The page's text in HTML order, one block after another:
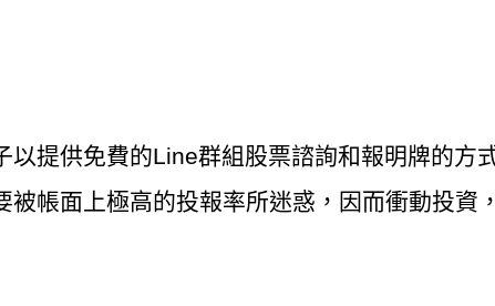
提供免費的Line群組股票諮詢和報明牌的方
帳面上極高的投報率所迷惑，因而衝動投資